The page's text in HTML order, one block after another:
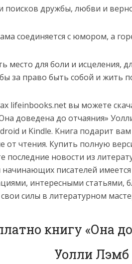
поисков дружбы, любви и
соединяется с юмором, а
место для боли и исцеления,
за право быть собой и жить
lifeinbooks.net вы можете
доведена до отчаяния»
и Kindle. Книга подарит
от чтения. Купить полную
последние новости из
писателей
интересными статьями,
силы в литературном
книгу «Она
Уолли Лэмб